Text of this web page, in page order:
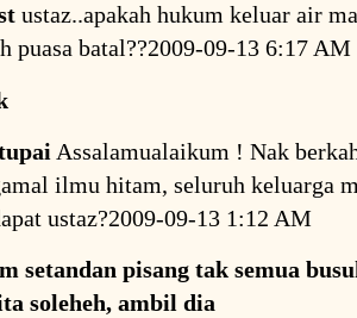
ustaz..apakah hukum keluar air
puasa batal??2009-09-13 6:17 AM
Assalamualaikum ! Nak
ilmu hitam, seluruh keluarga
ustaz?2009-09-13 1:12 AM
setandan pisang tak semua
soleheh, ambil dia